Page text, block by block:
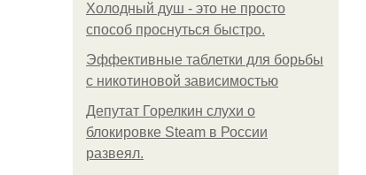
Холодный душ - это не просто
способ проснуться быстро.
Эффективные таблетки для борьбы
с никотиновой зависимостью
Депутат Горелкин слухи о
блокировке Steam в России
развеял.